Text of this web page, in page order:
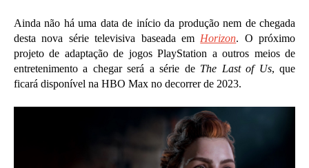
Ainda não há uma data de início da produção nem de chegada
desta nova série televisiva baseada em Horizon. O próximo
projeto de adaptação de jogos PlayStation a outros meios de
entretenimento a chegar será a série de The Last of Us, que
ficará disponível na HBO Max no decorrer de 2023.